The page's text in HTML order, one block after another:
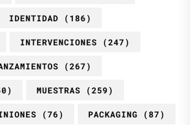
IDENTIDAD (186)
INTERVENCIONES (247)
(267)
MUESTRAS (259)
(76) PACKAGING (87)